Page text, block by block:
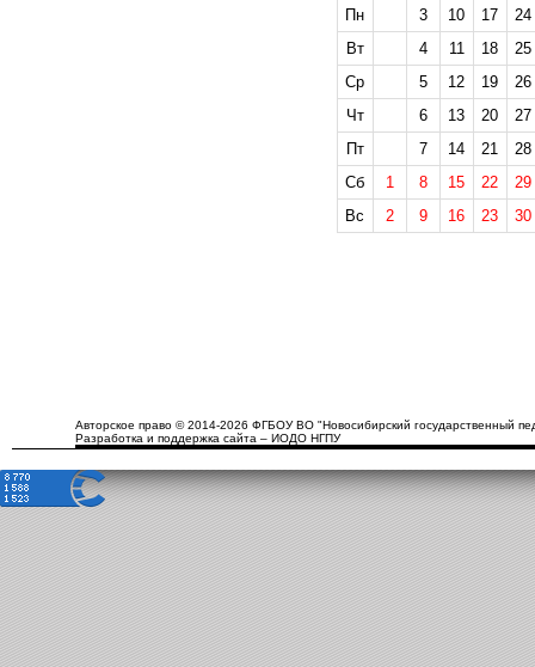
Пн
3 10 17
24
Вт
4 11 18
25
Ср
5 12 19
26
Чт
6 13 20
27
Пт
7 14 21
28
Сб
1 8 15 22
29
Вс
2 9 16 23 30
Авторское право © 2014-2026 ФГБОУ ВО "Новосибирский государственный
Разработка и поддержка сайта – ИОДО НГПУ